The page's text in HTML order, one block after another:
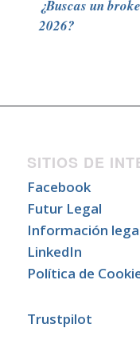
¿Buscas un
2026?
SITIOS DE
Facebook
Futur Legal
Información
LinkedIn
Política de
Trustpilot